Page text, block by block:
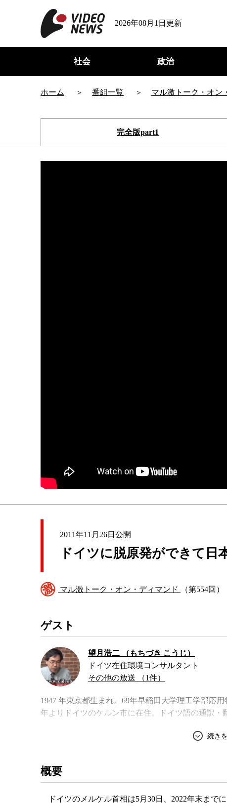
2026年08月1日更新
社会 政治
ホーム 番組一覧 マル激トーク・オン
完全版part1
2011年11月26日公開
ドイツに脱原発ができて日
マル激トーク・オン・ディマンド （第554回）
ゲスト
望月浩二 （もちづき こうじ）
ドイツ在住環境コンサルタント
その他の放送 （1件）
1947 年東京都生まれ。69年早稲田大学理工学部応
年よりドイツのケルン市に在住。ドイツ語の通訳・
概要
ドイツのメルケル首相は5月30日、2022年末まで